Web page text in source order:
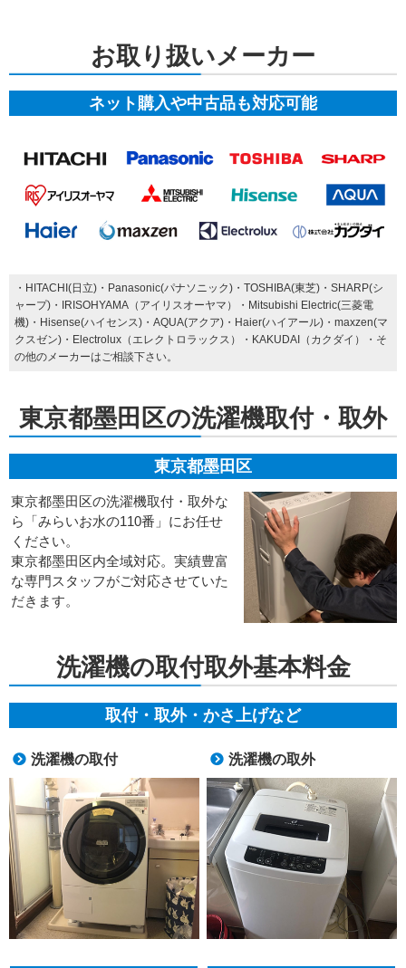
お取り扱いメーカー
ネット購入や中古品も対応可能
・HITACHI(日立)・Panasonic(パナソニック)・TOSHIBA(東芝)・SHARP(シ
ャープ)・IRISOHYAMA（アイリスオーヤマ）・Mitsubishi Electric(三菱電
機)・Hisense(ハイセンス)・AQUA(アクア)・Haier(ハイアール)・maxzen(マ
クスゼン)・Electrolux（エレクトロラックス）・KAKUDAI（カクダイ）・そ
の他のメーカーはご相談下さい。
東京都墨田区の洗濯機取付・取外
東京都墨田区
東京都墨田区の洗濯機取付・取外な
ら「みらいお水の110番」にお任せ
ください。
東京都墨田区内全域対応。実績豊富
な専門スタッフがご対応させていた
だきます。
洗濯機の取付取外基本料金
取付・取外・かさ上げなど
洗濯機の取付 洗濯機の取外